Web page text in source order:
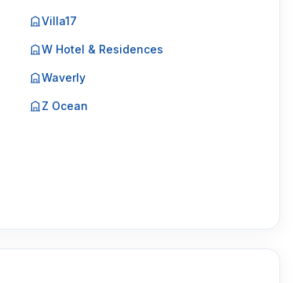
Villa17
W Hotel & Residences
Waverly
Z Ocean